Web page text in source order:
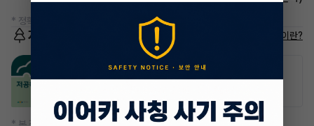
* 정확한 정보는 판매자와 반드시 확인하시기 바랍니다.
저공해차량 정보 저공해차량이란?
50% 할인
공영주차장
50% 할인